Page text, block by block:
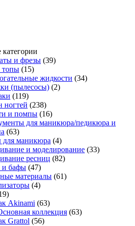
категории
и фрезы (39)
топы (15)
жидкости (34)
(пылесосы) (2)
(119)
ногтей (238)
и помпы (16)
для маникюра/педикюра и
(63)
маникюра (4)
и моделирование (33)
ресниц (82)
бафы (47)
материалы (61)
(4)
Akinami (63)
коллекция (63)
Grattol (56)